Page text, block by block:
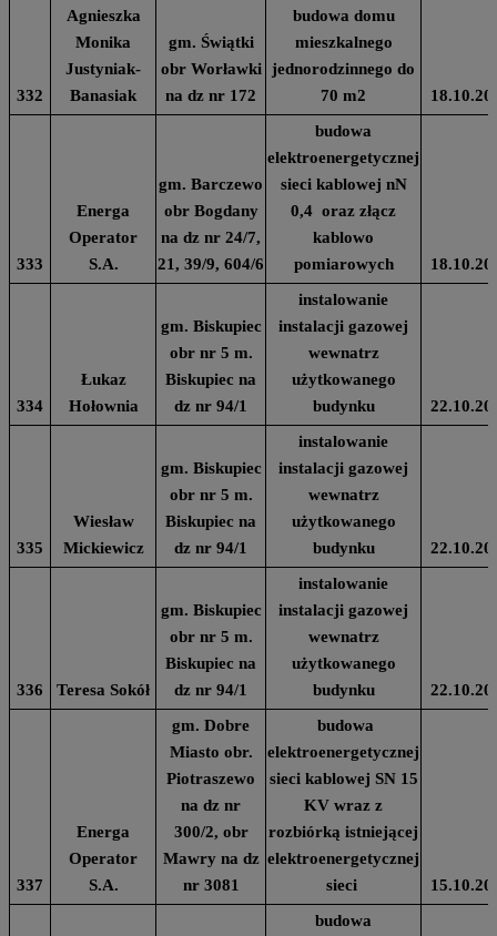
332
Agnieszka
Monika
Justyniak-
Banasiak
gm. Świątki
obr Worławki
na dz nr 172
budowa domu
mieszkalnego
jednorodzinnego do
70 m2
333
Energa
Operator
S.A.
gm. Barczewo
obr Bogdany
na dz nr 24/7,
21, 39/9, 604/6
budowa
elektroenergetycznej
sieci kablowej nN
0,4 oraz złącz
kablowo
pomiarowych
334
Łukaz
Hołownia
gm. Biskupiec
obr nr 5 m.
Biskupiec na
dz nr 94/1
instalowanie
instalacji gazowej
wewnatrz
użytkowanego
budynku
335
Wiesław
Mickiewicz
gm. Biskupiec
obr nr 5 m.
Biskupiec na
dz nr 94/1
instalowanie
instalacji gazowej
wewnatrz
użytkowanego
budynku
336 Teresa Sokół
gm. Biskupiec
obr nr 5 m.
Biskupiec na
dz nr 94/1
instalowanie
instalacji gazowej
wewnatrz
użytkowanego
budynku
337
Energa
Operator
S.A.
gm. Dobre
Miasto obr.
Piotraszewo
na dz nr
300/2, obr
Mawry na dz
nr 3081
budowa
elektroenergetycznej
sieci kablowej SN 15
KV wraz z
rozbiórką istniejącej
elektroenergetycznej
sieci
budowa